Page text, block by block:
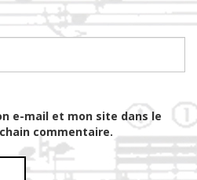
e-mail et mon site dans le
commentaire.